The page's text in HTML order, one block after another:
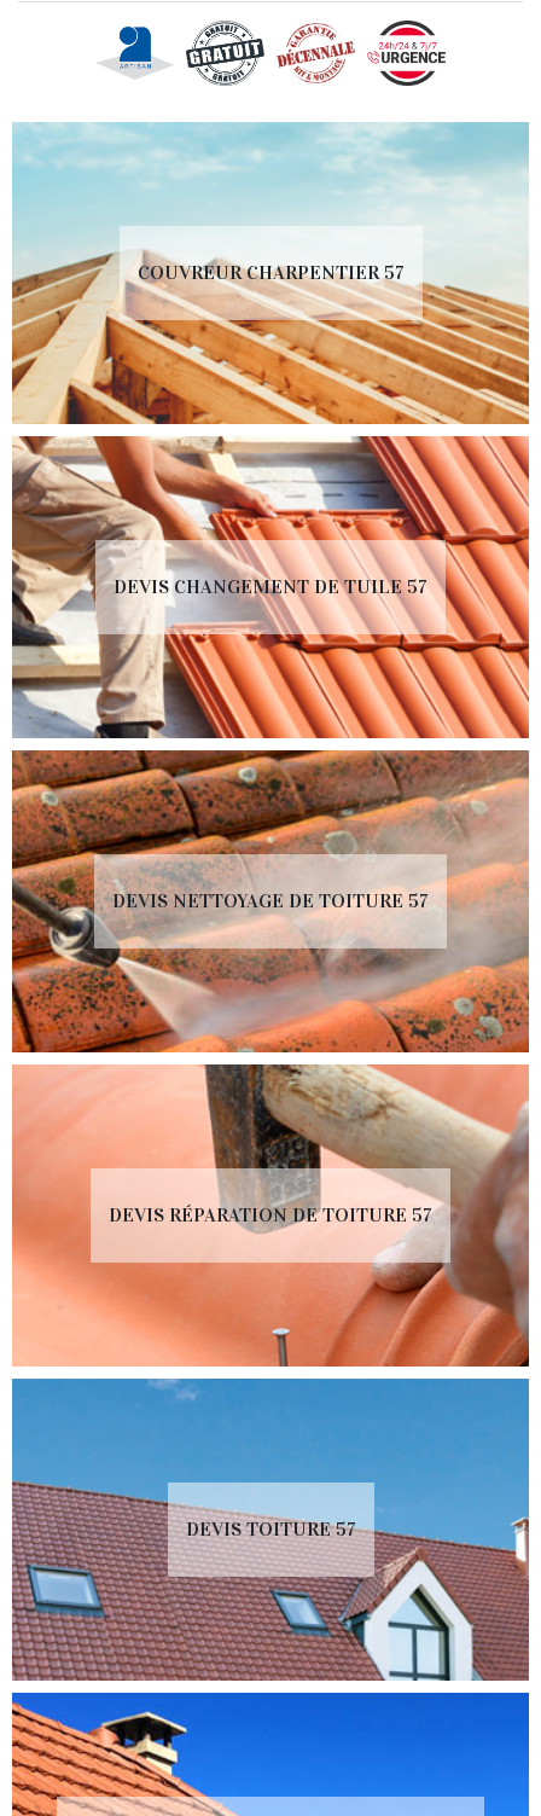
COUVREUR CHARPENTIER 57
DEVIS CHANGEMENT DE TUILE 57
DEVIS NETTOYAGE DE TOITURE 57
DEVIS RÉPARATION DE TOITURE 57
DEVIS TOITURE 57